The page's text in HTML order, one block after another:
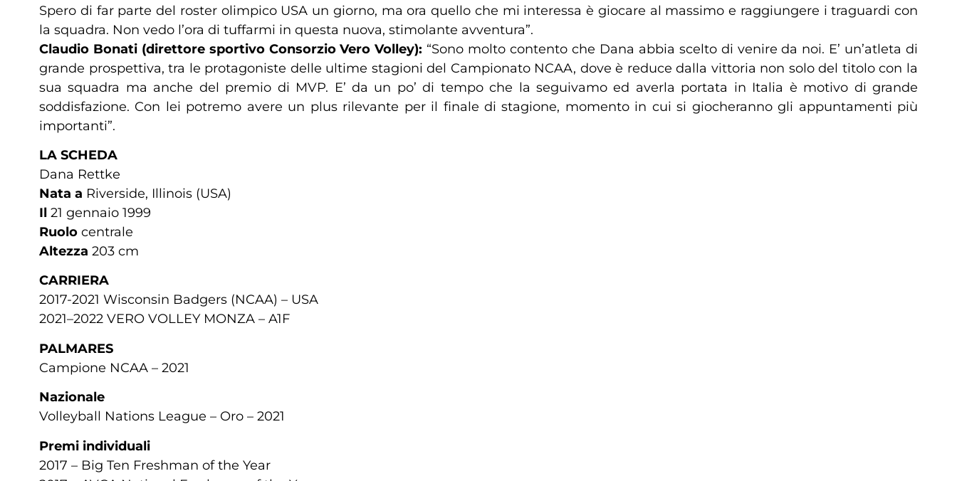
Spero di far parte del roster olimpico USA un giorno, ma ora quello che mi interessa è giocare al massimo e raggiungere i traguardi con
la squadra. Non vedo l’ora di tuffarmi in questa nuova, stimolante avventura”.
Claudio Bonati (direttore sportivo Consorzio Vero Volley): “Sono molto contento che Dana abbia scelto di venire da noi. E’ un’atleta di
grande prospettiva, tra le protagoniste delle ultime stagioni del Campionato NCAA, dove è reduce dalla vittoria non solo del titolo con la
sua squadra ma anche del premio di MVP. E’ da un po’ di tempo che la seguivamo ed averla portata in Italia è motivo di grande
soddisfazione. Con lei potremo avere un plus rilevante per il finale di stagione, momento in cui si giocheranno gli appuntamenti più
importanti”.
LA SCHEDA
Dana Rettke
Nata a Riverside, Illinois (USA)
Il 21 gennaio 1999
Ruolo centrale
Altezza 203 cm
CARRIERA
2017-2021 Wisconsin Badgers (NCAA) – USA
2021–2022 VERO VOLLEY MONZA – A1F
PALMARES
Campione NCAA – 2021
Nazionale
Volleyball Nations League – Oro – 2021
Premi individuali
2017 – Big Ten Freshman of the Year